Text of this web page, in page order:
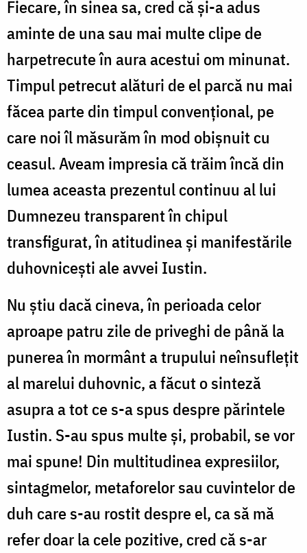
Fiecare, în sinea sa, cred că şi-a adus
aminte de una sau mai multe clipe de
harpetrecute în aura acestui om minunat.
Timpul petrecut alături de el parcă nu mai
făcea parte din timpul convenţional, pe
care noi îl măsurăm în mod obișnuit cu
ceasul. Aveam impresia că trăim încă din
lumea aceasta prezentul continuu al lui
Dumnezeu transparent în chipul
transfigurat, în atitudinea și manifestările
duhovnicești ale avvei Iustin.
Nu ştiu dacă cineva, în perioada celor
aproape patru zile de priveghi de până la
punerea în mormânt a trupului neînsufleţit
al marelui duhovnic, a făcut o sinteză
asupra a tot ce s-a spus despre părintele
Iustin. S-au spus multe şi, probabil, se vor
mai spune! Din multitudinea expresiilor,
sintagmelor, metaforelor sau cuvintelor de
duh care s-au rostit despre el, ca să mă
refer doar la cele pozitive, cred că s-ar